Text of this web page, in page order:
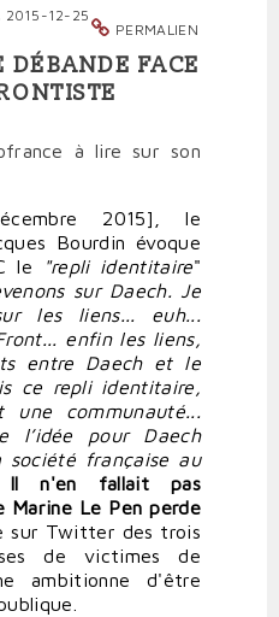
PERMALIEN
2015-12-25
FACE
à lire sur son
2015], le
Bourdin évoque
le
"repli identitaire"
sur Daech. Je
les liens... euh...
enfin les liens,
entre Daech et le
ce repli identitaire,
communauté...
l’idée pour Daech
société française au
Il n'en fallait pas
Marine Le Pen perde
sur Twitter des trois
de victimes de
ambitionne d'être